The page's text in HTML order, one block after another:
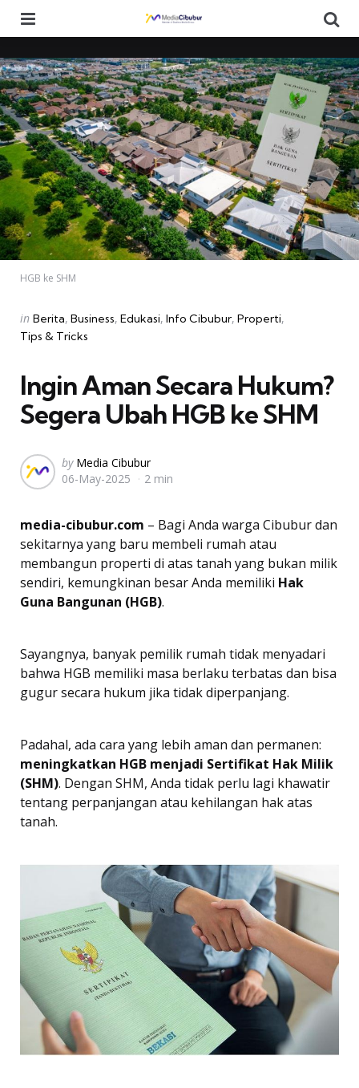
HGB ke SHM
Categories
Posted
in
in Berita Business Edukasi Info Cibubur Properti
Tips & Tricks
Ingin Aman Secara Hukum?
Segera Ubah HGB ke SHM
Posted
by
by Media Cibubur
06-May-2025
2 min
media-cibubur.com – Bagi Anda warga Cibubur dan
sekitarnya yang baru membeli rumah atau
membangun properti di atas tanah yang bukan milik
sendiri, kemungkinan besar Anda memiliki Hak
Guna Bangunan (HGB).
Sayangnya, banyak pemilik rumah tidak menyadari
bahwa HGB memiliki masa berlaku terbatas dan bisa
gugur secara hukum jika tidak diperpanjang.
Padahal, ada cara yang lebih aman dan permanen:
meningkatkan HGB menjadi Sertifikat Hak Milik
(SHM). Dengan SHM, Anda tidak perlu lagi khawatir
tentang perpanjangan atau kehilangan hak atas
tanah.